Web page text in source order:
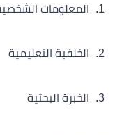
المعلومات
الخلفية التعليمية
الخبرة البحثية